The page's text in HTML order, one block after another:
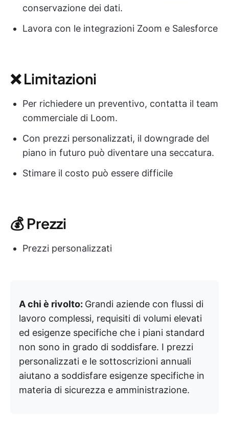
conservazione dei dati.
Lavora con le integrazioni Zoom e Salesforce
❌ Limitazioni
Per richiedere un preventivo, contatta il team
commerciale di Loom.
Con prezzi personalizzati, il downgrade del
piano in futuro può diventare una seccatura.
Stimare il costo può essere difficile
💰 Prezzi
Prezzi personalizzati
A chi è rivolto: Grandi aziende con flussi di
lavoro complessi, requisiti di volumi elevati
ed esigenze specifiche che i piani standard
non sono in grado di soddisfare. I prezzi
personalizzati e le sottoscrizioni annuali
aiutano a soddisfare esigenze specifiche in
materia di sicurezza e amministrazione.